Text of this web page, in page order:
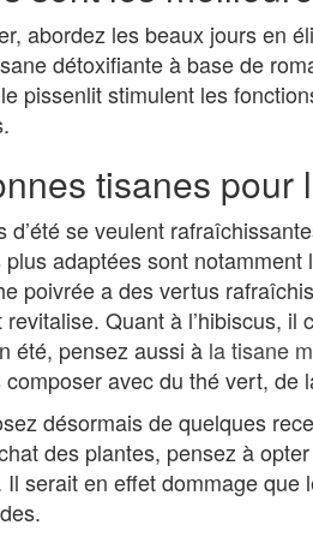
abordez les beaux jours en
détoxifiante à base de
pissenlit stimulent les
tisanes pour
d’été se veulent
adaptées sont
poivrée a des vertus
revitalise. Quant à l’hibiscus,
été, pensez aussi à la tisane
composer avec du thé vert, de
désormais de quelques
des plantes, pensez à
Il serait en effet dommage